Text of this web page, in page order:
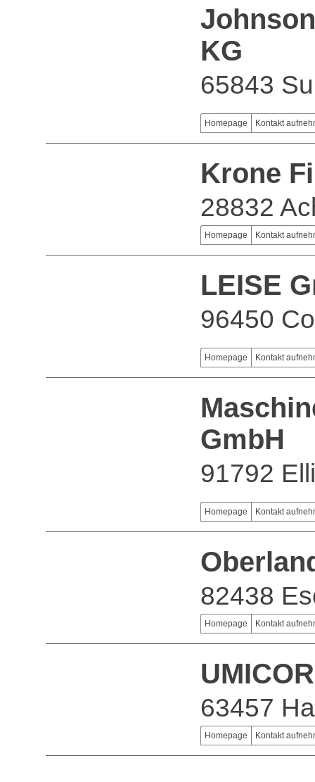
KG
65843
Homepage Kontakt
Krone
28832
Homepage Kontakt
LEISE
96450
Homepage Kontakt
GmbH
91792
Homepage Kontakt
82438
Homepage Kontakt
63457
Homepage Kontakt